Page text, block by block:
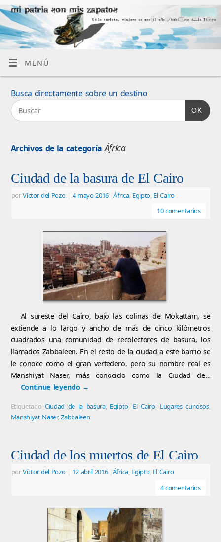
MENÚ
Busca directamente sobre un destino
OK
Archivos de la categoríaÁfrica
Ciudad de la basura de El Cairo
porVíctor del Pozo | 4 mayo 2016 |África, Egipto El Cairo
10 comentarios
Al sureste del Cairo, bajo las colinas de Mokattam, se
extiende a lo largo y ancho de más de cinco kilómetros
cuadrados una comunidad de recolectores de basura, los
llamados Zabbaleen. En el resto de la ciudad a este barrio se
le conoce como el gran vertedero, pero su nombre real es
Manshiyat Naser, más conocido como la Ciudad de…
Continue leyendo →
Etiquetado Ciudad de la basura, Egipto, El Cairo, Lugares curiosos,
Manshiyat Naser,Zabbaleen
Ciudad de los muertos de El Cairo
porVíctor del Pozo | 12 abril 2016 |África, Egipto, El Cairo
4 comentarios